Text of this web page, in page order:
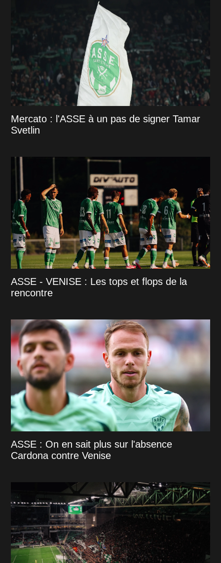
Mercato : l'ASSE à un pas de signer Tamar
Svetlin
ASSE - VENISE : Les tops et flops de la
rencontre
ASSE : On en sait plus sur l'absence
Cardona contre Venise